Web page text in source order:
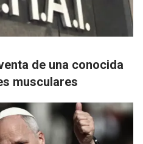
de una conocida
musculares